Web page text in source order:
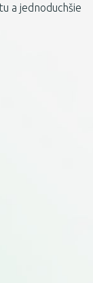
a jednoduchšie